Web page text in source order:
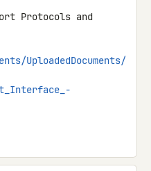
Protocols and
UploadedDocuments/